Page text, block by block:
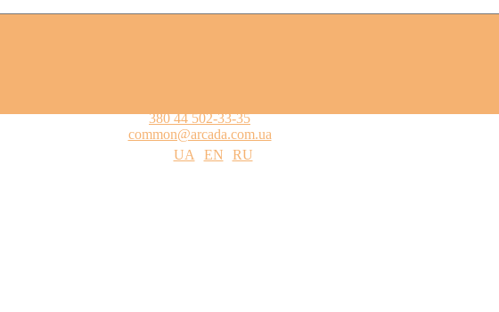
380 44 502-33-35
common@arcada.com.ua
UA
EN
RU